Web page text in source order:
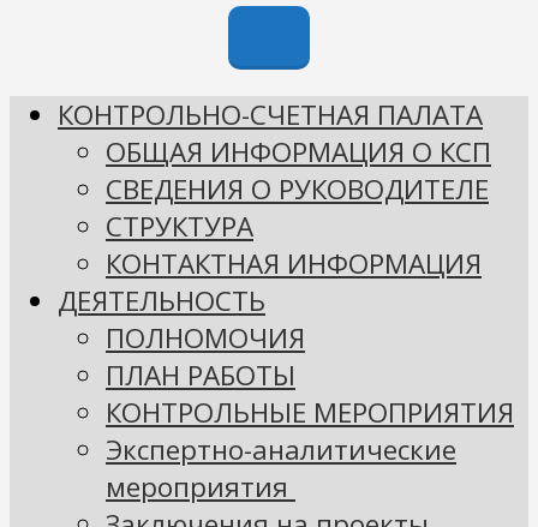
КОНТРОЛЬНО-СЧЕТНАЯ ПАЛАТА
ОБЩАЯ ИНФОРМАЦИЯ О КСП
СВЕДЕНИЯ О РУКОВОДИТЕЛЕ
СТРУКТУРА
КОНТАКТНАЯ ИНФОРМАЦИЯ
ДЕЯТЕЛЬНОСТЬ
ПОЛНОМОЧИЯ
ПЛАН РАБОТЫ
КОНТРОЛЬНЫЕ МЕРОПРИЯТИЯ
Экспертно-аналитические
мероприятия